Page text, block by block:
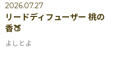
2026.07.27
リードディフューザー 桃の
香🍑
よしとよ